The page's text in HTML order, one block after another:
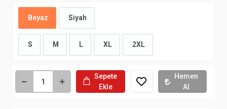
Beyaz Siyah
S M L XL 2XL
Sepete
Ekle
Hemen
Al